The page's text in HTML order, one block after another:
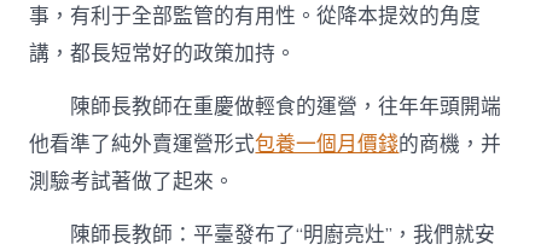
事，有利于全部監管的有用性。從降本提效的角度
講，都長短常好的政策加持。
陳師長教師在重慶做輕食的運營，往年年頭開端
他看準了純外賣運營形式包養一個月價錢的商機，并
測驗考試著做了起來。
陳師長教師：平臺發布了“明廚亮灶”，我們就安